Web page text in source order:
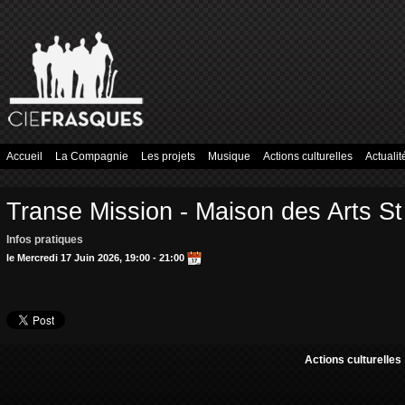
Accueil La Compagnie Les projets Musique Actions culturelles
Transe Mission - Maison des Arts
Infos pratiques
le Mercredi 17 Juin 2026, 19:00 - 21:00
Actions culturelles